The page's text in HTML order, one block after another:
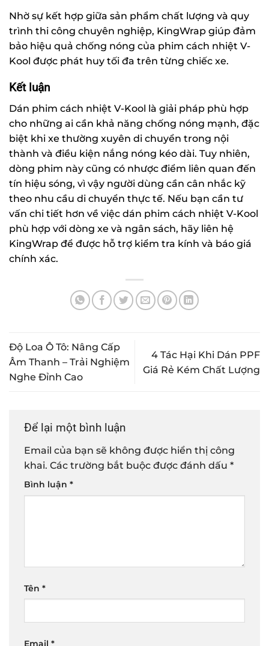
Nhờ sự kết hợp giữa sản phẩm chất lượng và quy
trình thi công chuyên nghiệp, KingWrap giúp đảm
bảo hiệu quả chống nóng của phim cách nhiệt V-
Kool được phát huy tối đa trên từng chiếc xe.
Kết luận
Dán phim cách nhiệt V-Kool là giải pháp phù hợp
cho những ai cần khả năng chống nóng mạnh, đặc
biệt khi xe thường xuyên di chuyển trong nội
thành và điều kiện nắng nóng kéo dài. Tuy nhiên,
dòng phim này cũng có nhược điểm liên quan đến
tín hiệu sóng, vì vậy người dùng cần cân nhắc kỹ
theo nhu cầu di chuyển thực tế. Nếu bạn cần tư
vấn chi tiết hơn về việc dán phim cách nhiệt V-Kool
phù hợp với dòng xe và ngân sách, hãy liên hệ
KingWrap để được hỗ trợ kiểm tra kính và báo giá
chính xác.
Độ Loa Ô Tô: Nâng Cấp
Âm Thanh – Trải Nghiệm
Nghe Đỉnh Cao
4 Tác Hại Khi Dán PPF
Giá Rẻ Kém Chất Lượng
Để lại một bình luận
Email của bạn sẽ không được hiển thị công
khai. Các trường bắt buộc được đánh dấu *
Bình luận *
Tên *